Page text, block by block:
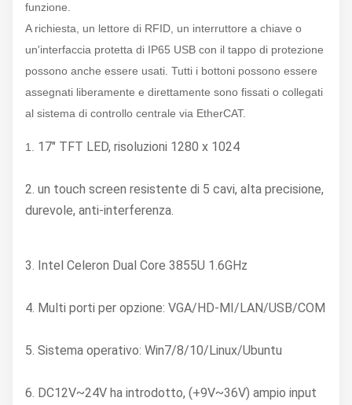
funzione.
A richiesta, un lettore di RFID, un interruttore a chiave o
un'interfaccia protetta di IP65 USB con il tappo di protezione
possono anche essere usati. Tutti i bottoni possono essere
assegnati liberamente e direttamente sono fissati o collegati
al sistema di controllo centrale via EtherCAT.
1. 17" TFT LED, risoluzioni 1280 x 1024
2. un touch screen resistente di 5 cavi, alta precisione,
durevole, anti-interferenza.
3. Intel Celeron Dual Core 3855U 1.6GHz
4. Multi porti per opzione: VGA/HD-MI/LAN/USB/COM
5. Sistema operativo: Win7/8/10/Linux/Ubuntu
6. DC12V~24V ha introdotto, (+9V~36V) ampio input